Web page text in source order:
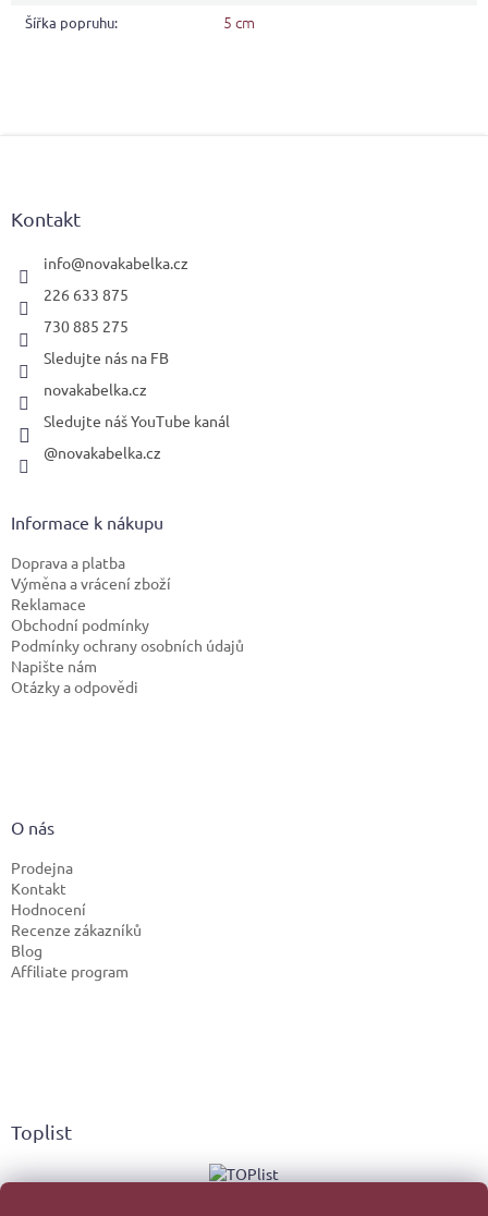
Šířka popruhu: 5 cm
Kontakt
info@novakabelka.cz
226 633 875
730 885 275
Sledujte nás na FB
novakabelka.cz
Sledujte náš YouTube kanál
@novakabelka.cz
Informace k nákupu
Doprava a platba
Výměna a vrácení zboží
Reklamace
Obchodní podmínky
Podmínky ochrany osobních údajů
Napište nám
Otázky a odpovědi
O nás
Prodejna
Kontakt
Hodnocení
Recenze zákazníků
Blog
Affiliate program
Toplist